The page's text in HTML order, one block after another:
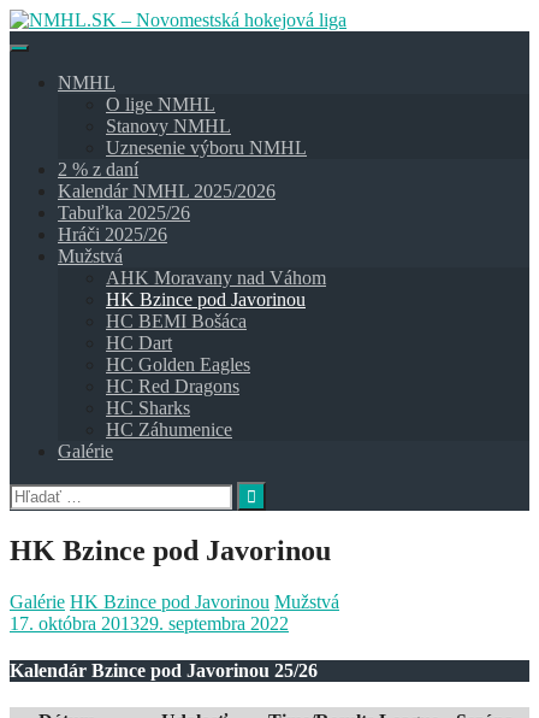
Skip
to
NMHL
O lige NMHL
Stanovy NMHL
Uznesenie výboru NMHL
2 % z daní
Kalendár NMHL 2025/2026
Tabuľka 2025/26
Hráči 2025/26
Mužstvá
AHK Moravany nad Váhom
HK Bzince pod Javorinou
HC BEMI Bošáca
HC Dart
HC Golden Eagles
HC Red Dragons
HC Sharks
HC Záhumenice
Galérie
Hľadať:
HK Bzince pod Javorinou
Galérie HK Bzince pod Javorinou Mužstvá
17. októbra 201329. septembra 2022
Kalendár Bzince pod Javorinou 25/26